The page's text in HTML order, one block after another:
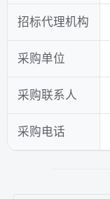
招标代理机构
采购单位
采购联系人
采购电话